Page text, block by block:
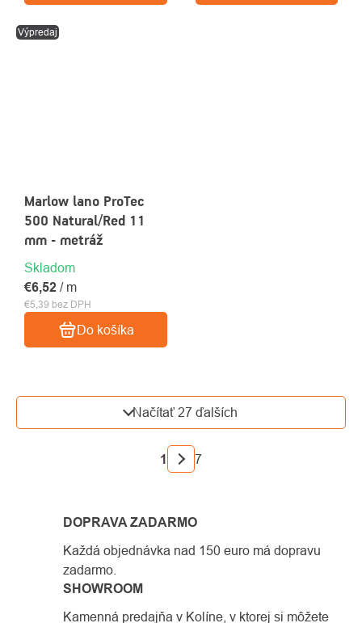
Výpredaj
Marlow lano ProTec
500 Natural/Red 11
mm - metráž
Skladom
€5,39 bez DPH
€6,52 / m
Do košíka
OVLÁDACIE
PRVKY
VÝPISU
Načítať 27 ďalších
STRÁNKOVANIE
1 7
DOPRAVA ZADARMO
Každá objednávka nad 150 euro má dopravu
zadarmo.
SHOWROOM
Kamenná predajňa v Kolíne, v ktorej si môžete